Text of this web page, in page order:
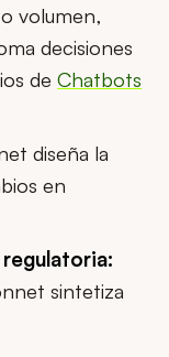
volumen,
decisiones
deChatbots
diseña la
en
sintetiza